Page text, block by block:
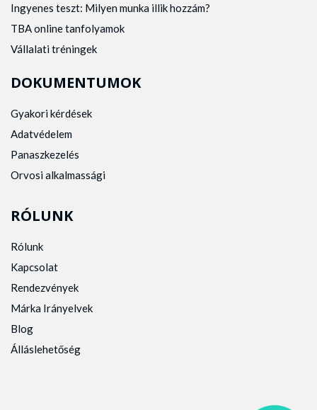
Ingyenes teszt: Milyen munka illik hozzám?
TBA online tanfolyamok
Vállalati tréningek
DOKUMENTUMOK
Gyakori kérdések
Adatvédelem
Panaszkezelés
Orvosi alkalmassági
RÓLUNK
Rólunk
Kapcsolat
Rendezvények
Márka Irányelvek
Blog
Álláslehetőség